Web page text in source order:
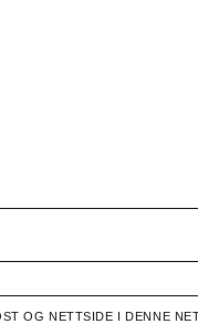
OG NETTSIDE I DENNE